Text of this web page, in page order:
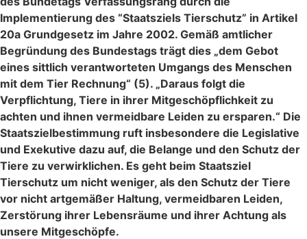
Implementierung des “Staatsziels Tierschutz” in Artikel
20a Grundgesetz im Jahre 2002. Gemäß amtlicher
Begründung des Bundestags trägt dies „dem Gebot
eines sittlich verantworteten Umgangs des Menschen
mit dem Tier Rechnung“ (5). „Daraus folgt die
Verpflichtung, Tiere in ihrer Mitgeschöpflichkeit zu
achten und ihnen vermeidbare Leiden zu ersparen.“ Die
Staatszielbestimmung ruft insbesondere die Legislative
und Exekutive dazu auf, die Belange und den Schutz der
Tiere zu verwirklichen. Es geht beim Staatsziel
Tierschutz um nicht weniger, als den Schutz der Tiere
vor nicht artgemäßer Haltung, vermeidbaren Leiden,
Zerstörung ihrer Lebensräume und ihrer Achtung als
unsere Mitgeschöpfe.